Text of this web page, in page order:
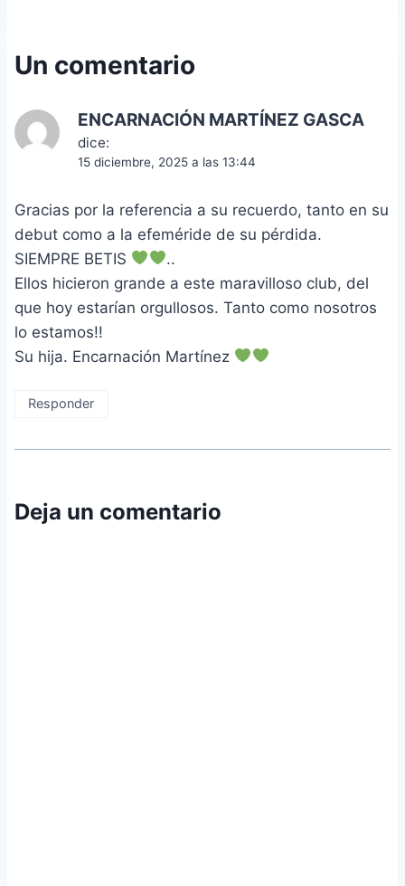
Un comentario
ENCARNACIÓN MARTÍNEZ GASCA
dice:
15 diciembre, 2025 a las 13:44
Gracias por la referencia a su recuerdo, tanto en su
debut como a la efeméride de su pérdida.
SIEMPRE BETIS
..
Ellos hicieron grande a este maravilloso club, del
que hoy estarían orgullosos. Tanto como nosotros
lo estamos!!
Su hija. Encarnación Martínez
Responder
Deja un comentario